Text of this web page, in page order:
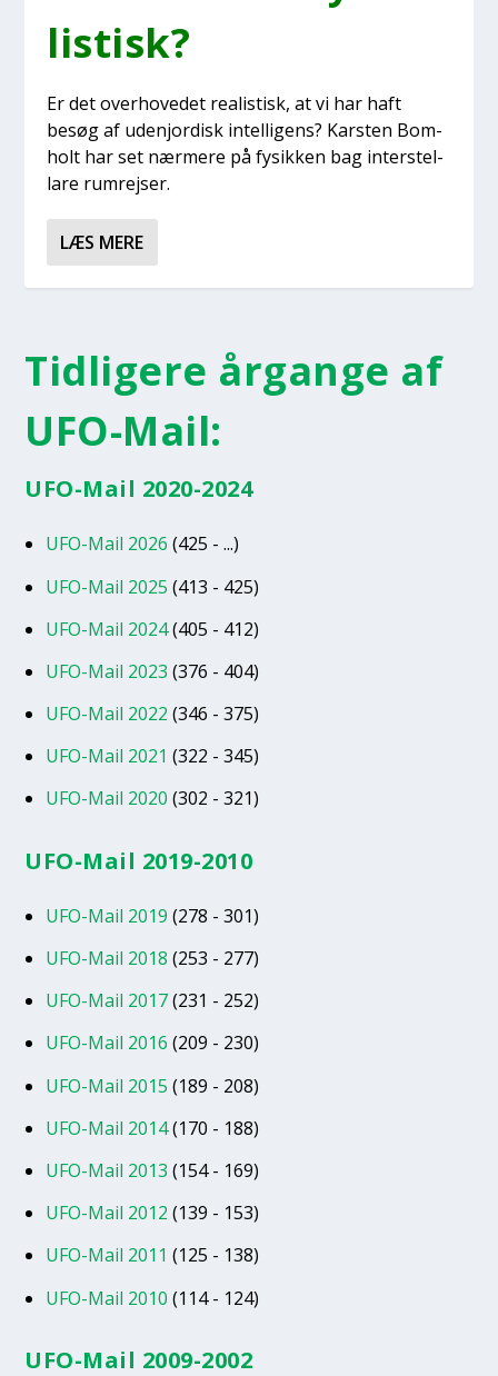
li­stisk?
Er det over­ho­ve­det rea­li­stisk, at vi har haft
besøg af udenjor­disk intel­li­gens? Kar­sten Bom­
holt har set nær­me­re på fysik­ken bag inter­stel­
la­re rum­rej­ser.
LÆS MERE
Tidligere årgange af
UFO-Mail:
UFO-Mail 2020-2024
UFO-Mail 2026 (425 - ...)
UFO-Mail 2025 (413 - 425)
UFO-Mail 2024(405 - 412)
UFO-Mail 2023 (376 - 404)
UFO-Mail 2022 (346 - 375)
UFO-Mail 2021 (322 - 345)
UFO-Mail 2020 (302 - 321)
UFO-Mail 2019-2010
UFO-Mail 2019 (278 - 301)
UFO-Mail 2018 (253 - 277)
UFO-Mail 2017(231 - 252)
UFO-Mail 2016 (209 - 230)
UFO-Mail 2015 (189 - 208)
UFO-Mail 2014(170 - 188)
UFO-Mail 2013 (154 - 169)
UFO-Mail 2012 (139 - 153)
UFO-Mail 2011 (125 - 138)
UFO-Mail 2010 (114 - 124)
UFO-Mail 2009-2002